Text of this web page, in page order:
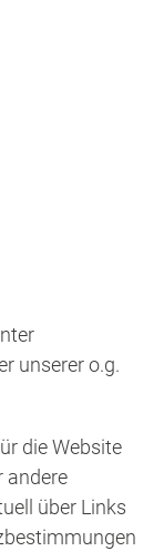
unserer o.g.
die Website
andere
über Links